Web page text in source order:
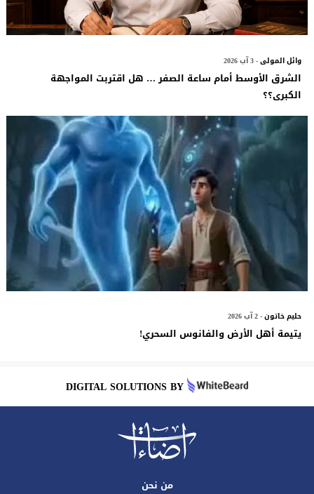
وائل المولى- 3 آب 2026
الشرق الأوسط أمام ساعة الصفر … هل اقتربت المواجهة
الكبرى؟؟
حليم خاتون- 2 آب 2026
يتيمة أهل الأرض والفانوس السحري!
DIGITAL SOLUTIONS BY
من نحن